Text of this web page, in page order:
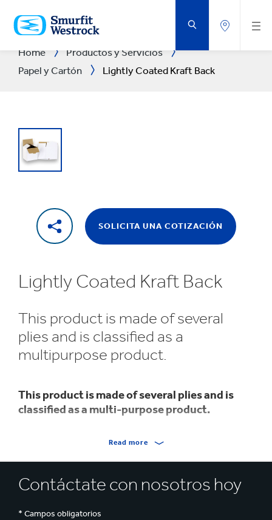
AL
CONTENIDO
PRINCIPAL
Home
Productos y Servicios
Papel y Cartón
Lightly Coated Kraft Back
SOLICITA UNA COTIZACIÓN
Lightly Coated Kraft Back
This product is made of several
plies and is classified as a
multipurpose product.
This product is made of several plies and is
classified as a multi-purpose product.
FSC® certified virgin softwood and recycled fibresThe
Read more
Contáctate con nosotros hoy
* Campos obligatorios